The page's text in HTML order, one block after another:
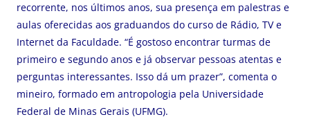
recorrente, nos últimos anos, sua presença em palestras e
aulas oferecidas aos graduandos do curso de Rádio, TV e
Internet da Faculdade. “É gostoso encontrar turmas de
primeiro e segundo anos e já observar pessoas atentas e
perguntas interessantes. Isso dá um prazer”, comenta o
mineiro, formado em antropologia pela Universidade
Federal de Minas Gerais (UFMG).